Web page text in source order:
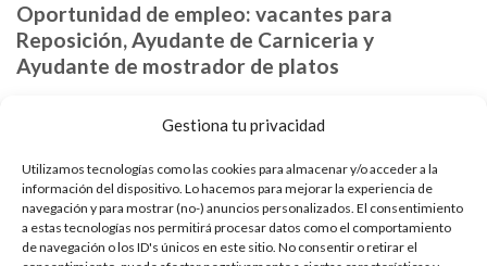
Gestiona tu privacidad
Utilizamos tecnologías como las cookies para almacenar y/o acceder a la
información del dispositivo. Lo hacemos para mejorar la experiencia de
navegación y para mostrar (no-) anuncios personalizados. El consentimiento
a estas tecnologías nos permitirá procesar datos como el comportamiento
de navegación o los ID's únicos en este sitio. No consentir o retirar el
Oportunidad de empleo: vacantes para
Reposición, Ayudante de Carniceria y
Ayudante de mostrador de platos
Alcampo está empleando trabajadores para su campaña de
robustecer su plantilla de cara a los meses de julio, agosto y
septiembre en diferentes áreas de actuación por todo el
territorio español. ¿Estás buscando una vacante de trabajo?